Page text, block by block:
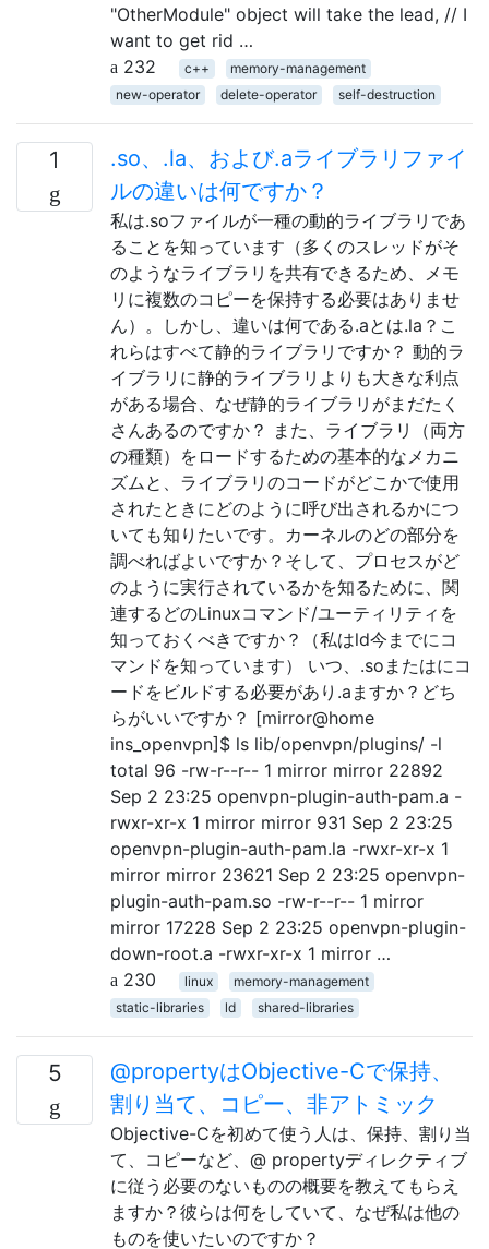
"OtherModule" object will take the lead, // I
want to get rid …
232
c++
memory-management
new-operator
delete-operator self-destruction
1
.so、.la、および.aライブラリファイ
ルの違いは何ですか？
私は.soファイルが一種の動的ライブラリであ
ることを知っています（多くのスレッドがそ
のようなライブラリを共有できるため、メモ
リに複数のコピーを保持する必要はありませ
ん）。しかし、違いは何である.aとは.la？こ
れらはすべて静的ライブラリですか？ 動的ラ
イブラリに静的ライブラリよりも大きな利点
がある場合、なぜ静的ライブラリがまだたく
さんあるのですか？ また、ライブラリ（両方
の種類）をロードするための基本的なメカニ
ズムと、ライブラリのコードがどこかで使用
されたときにどのように呼び出されるかにつ
いても知りたいです。カーネルのどの部分を
調べればよいですか？そして、プロセスがど
のように実行されているかを知るために、関
連するどのLinuxコマンド/ユーティリティを
知っておくべきですか？（私はld今までにコ
マンドを知っています） いつ、.soまたはにコ
ードをビルドする必要があり.aますか？どち
らがいいですか？ [mirror@home
ins_openvpn]$ ls lib/openvpn/plugins/ -l
total 96 -rw-r--r-- 1 mirror mirror 22892
Sep 2 23:25 openvpn-plugin-auth-pam.a -
rwxr-xr-x 1 mirror mirror 931 Sep 2 23:25
openvpn-plugin-auth-pam.la -rwxr-xr-x 1
mirror mirror 23621 Sep 2 23:25 openvpn-
plugin-auth-pam.so -rw-r--r-- 1 mirror
mirror 17228 Sep 2 23:25 openvpn-plugin-
down-root.a -rwxr-xr-x 1 mirror …
230
linux
memory-management
static-libraries
ld shared-libraries
5
@propertyはObjective-Cで保持、
割り当て、コピー、非アトミック
Objective-Cを初めて使う人は、保持、割り当
て、コピーなど、@ propertyディレクティブ
に従う必要のないものの概要を教えてもらえ
ますか？彼らは何をしていて、なぜ私は他の
ものを使いたいのですか？